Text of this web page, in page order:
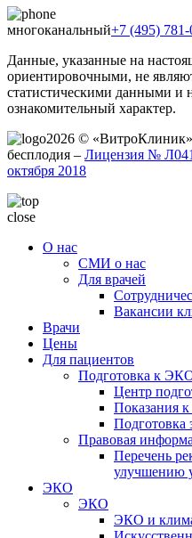
многоканальный+7 (495)
Данные, указанные на
ориентировочными, не
статистическими данными и
ознакомительный характер.
2026 ©
бесплодия – Лицензия №
октября 2018
close
О нас
СМИ о нас
Для врачей
Вакансии
Врачи
Цены
Для пациентов
Подготовка к
Центр
Показания
Подготовка
Правовая
Перечень
улучшению
ЭКО
ЭКО
ЭКО и